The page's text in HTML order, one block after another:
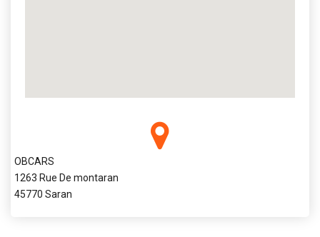
OBCARS
1263 Rue De montaran
45770 Saran